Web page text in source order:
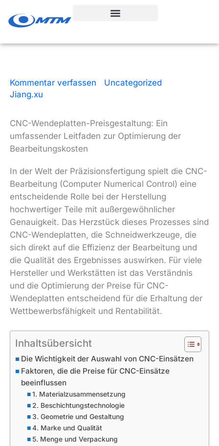
Inhalt
Kommentar verfassen Uncategorized
Jiang.xu
CNC-Wendeplatten-Preisgestaltung: Ein
umfassender Leitfaden zur Optimierung der
Bearbeitungskosten
In der Welt der Präzisionsfertigung spielt die CNC-
Bearbeitung (Computer Numerical Control) eine
entscheidende Rolle bei der Herstellung
hochwertiger Teile mit außergewöhnlicher
Genauigkeit. Das Herzstück dieses Prozesses sind
CNC-Wendeplatten, die Schneidwerkzeuge, die
sich direkt auf die Effizienz der Bearbeitung und
die Qualität des Ergebnisses auswirken. Für viele
Hersteller und Werkstätten ist das Verständnis
und die Optimierung der Preise für CNC-
Wendeplatten entscheidend für die Erhaltung der
Wettbewerbsfähigkeit und Rentabilität.
Inhaltsübersicht
Die Wichtigkeit der Auswahl von CNC-Einsätzen
Faktoren, die die Preise für CNC-Einsätze
beeinflussen
1. Materialzusammensetzung
2. Beschichtungstechnologie
3. Geometrie und Gestaltung
4. Marke und Qualität
5. Menge und Verpackung